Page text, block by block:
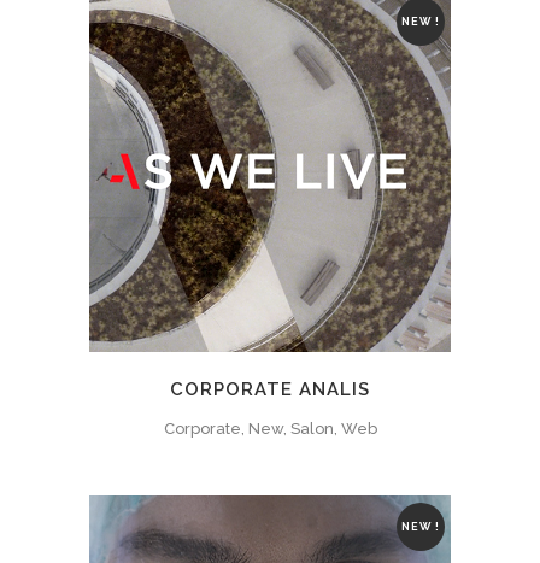
NEW !
CORPORATE ANALIS
Corporate, New, Salon, Web
NEW !